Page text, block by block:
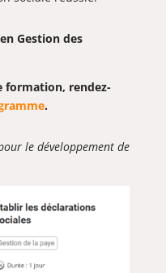
Gestion des
formation, rendez-
.
le développement de